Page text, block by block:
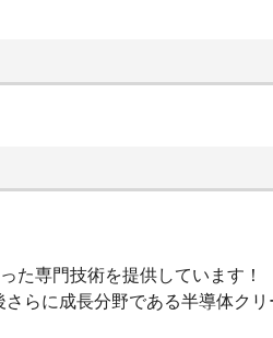
た専門技術を提供しています！
らに成長分野である半導体クリ